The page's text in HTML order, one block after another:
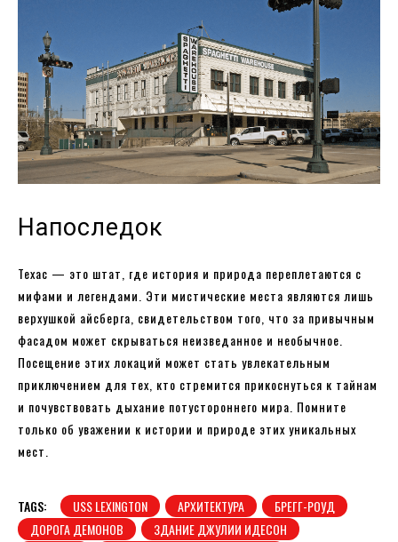
Напоследок
Техас — это штат, где история и природа переплетаются с
мифами и легендами. Эти мистические места являются лишь
верхушкой айсберга, свидетельством того, что за привычным
фасадом может скрываться неизведанное и необычное.
Посещение этих локаций может стать увлекательным
приключением для тех, кто стремится прикоснуться к тайнам
и почувствовать дыхание потустороннего мира. Помните
только об уважении к истории и природе этих уникальных
мест.
TAGS: USS LEXINGTON АРХИТЕКТУРА
БРЕГГ-РОУД
ДОРОГА ДЕМОНОВ
ЗДАНИЕ ДЖУЛИИ ИДЕСОН